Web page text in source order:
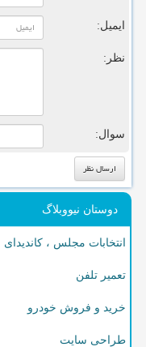
ایمیل:
نظر:
سوال:
دوستان نیووبلاگ
انتخابات مجلس ،
تعمیر تلفن
خرید و فروش خودرو
طراحی سایت